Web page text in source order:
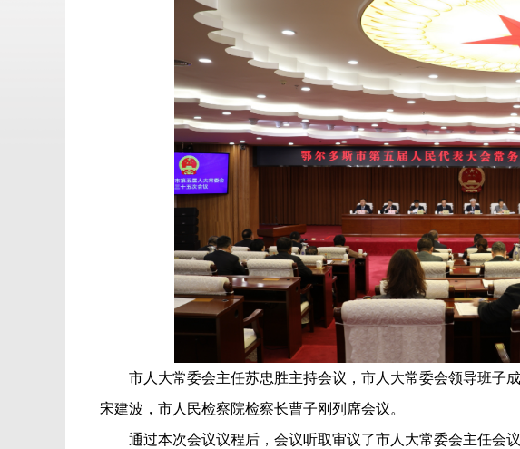
市人大常委会主任苏忠胜主持会议，市人大常委会领导班子
宋建波，市人民检察院检察长曹子刚列席会议。
通过本次会议议程后，会议听取审议了市人大常委会主任会